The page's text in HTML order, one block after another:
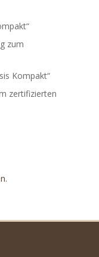
zum
Kompakt“
zertifizierten